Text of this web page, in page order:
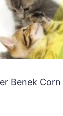
Benek